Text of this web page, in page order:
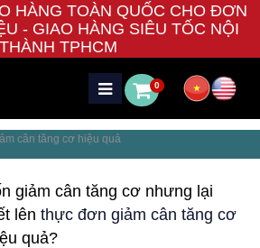
HÀNG TOÀN QUỐC CHO ĐƠN
- GIAO HÀNG SIÊU TỐC NỘI
THÀNH TPHCM
0
cân tăng cơ hiệu quả
giảm cân tăng cơ nhưng lại
lên thực đơn giảm cân tăng cơ
quả?